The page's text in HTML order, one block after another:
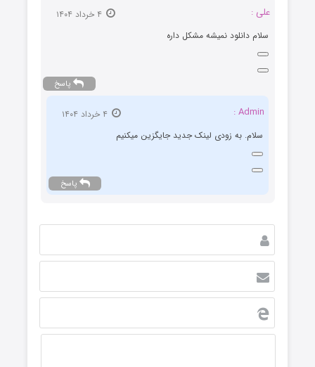
علی :
سلام دانلود نمیشه مشکل داره
پاسخ
Admin :
۴ خرداد ۱۴۰۴
سلام. به زودی لینک جدید جایگزین میکنیم
پاسخ